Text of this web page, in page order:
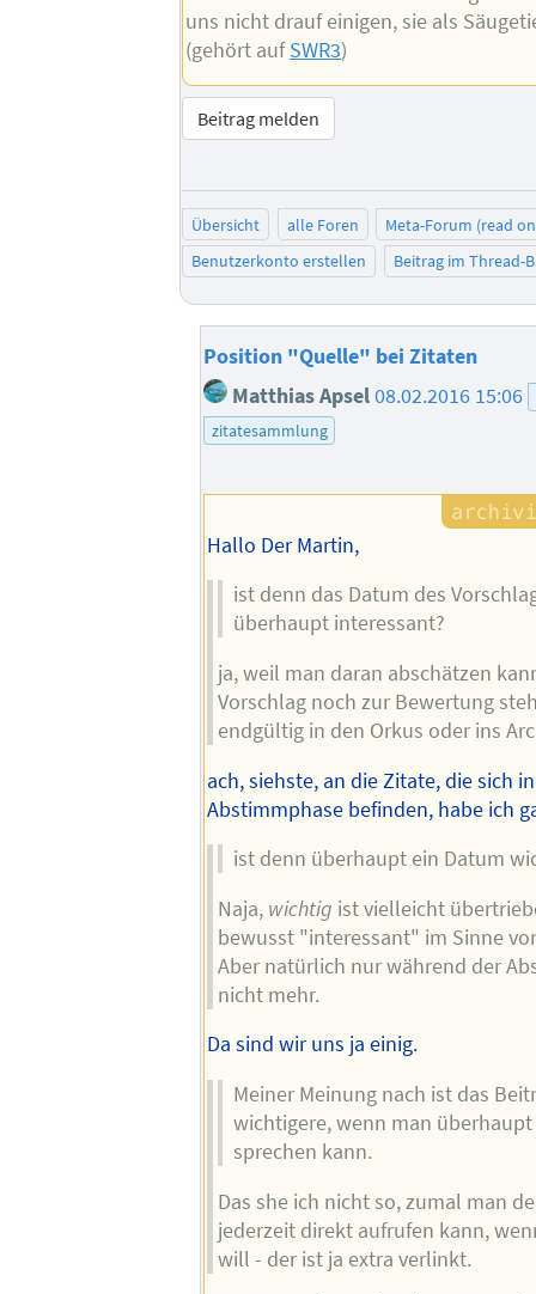
uns nicht drauf einigen, sie als
(gehört aufSWR3)
Beitrag melden
Übersicht alle Foren
Meta-Forum (read
Benutzerkonto erstellen
Beitrag im Thread-
Position "Quelle" bei Zitaten
Matthias Apsel08.02.2016 15:06
zitatesammlung
Hallo Der Martin,
ist denn das Datum des
überhaupt interessant?
ja, weil man daran abschätzen
Vorschlag noch zur Bewertung
endgültig in den Orkus oder ins
ach, siehste, an die Zitate, die sich
Abstimmphase befinden, habe ich
ist denn überhaupt ein Datum
Naja, wichtig ist vielleicht
bewusst "interessant" im Sinne
Aber natürlich nur während der
nicht mehr.
Da sind wir uns ja einig.
Meiner Meinung nach ist das
wichtigere, wenn man
sprechen kann.
Das she ich nicht so, zumal man
jederzeit direkt aufrufen kann,
will - der ist ja extra verlinkt.